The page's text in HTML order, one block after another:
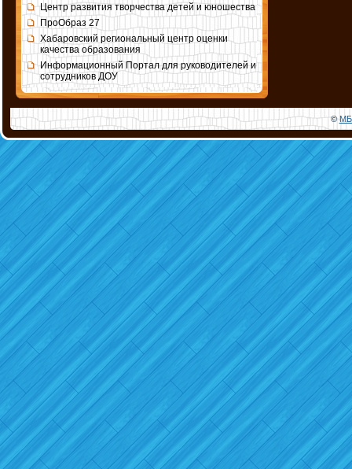
Центр развития творчества детей и юношества
ПроОбраз 27
Хабаровский региональный центр оценки
качества образования
Информационный Портал для руководителей и
сотрудников ДОУ
©